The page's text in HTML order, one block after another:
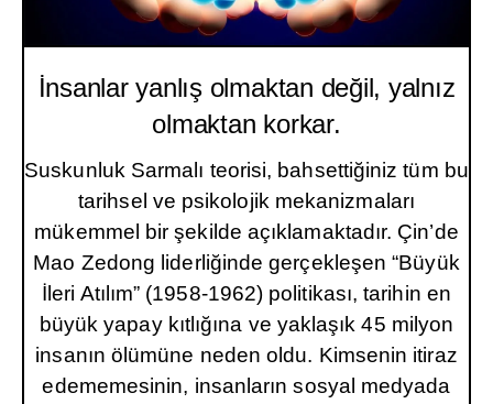
İnsanlar yanlış olmaktan değil, yalnız
olmaktan korkar.
Suskunluk Sarmalı teorisi, bahsettiğiniz tüm bu
tarihsel ve psikolojik mekanizmaları
mükemmel bir şekilde açıklamaktadır. Çin’de
Mao Zedong liderliğinde gerçekleşen “Büyük
İleri Atılım” (1958-1962) politikası, tarihin en
büyük yapay kıtlığına ve yaklaşık 45 milyon
insanın ölümüne neden oldu. Kimsenin itiraz
edememesinin, insanların sosyal medyada